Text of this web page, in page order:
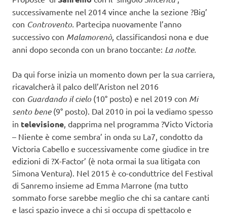
successivamente nel 2014 vince anche la sezione ?Big’
con Controvento. Partecipa nuovamente l’anno
successivo con Malamorenò, classificandosi nona e due
anni dopo seconda con un brano toccante: La notte.
Da qui forse inizia un momento down per la sua carriera,
ricavalcherà il palco dell’Ariston nel 2016
con Guardando il cielo (10° posto) e nel 2019 con Mi
sento bene (9° posto). Dal 2010 in poi la vediamo spesso
in televisione , dapprima nel programma ?Victo Victoria
– Niente è come sembra’ in onda su La7, condotto da
Victoria Cabello e successivamente come giudice in tre
edizioni di ?X-Factor’ (è nota ormai la sua litigata con
Simona Ventura). Nel 2015 è co-conduttrice del Festival
di Sanremo insieme ad Emma Marrone (ma tutto
sommato forse sarebbe meglio che chi sa cantare canti
e lasci spazio invece a chi si occupa di spettacolo e